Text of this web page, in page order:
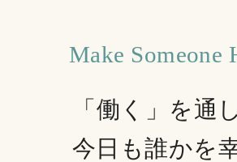
Make Someone
「働く」を通
今日も誰かを